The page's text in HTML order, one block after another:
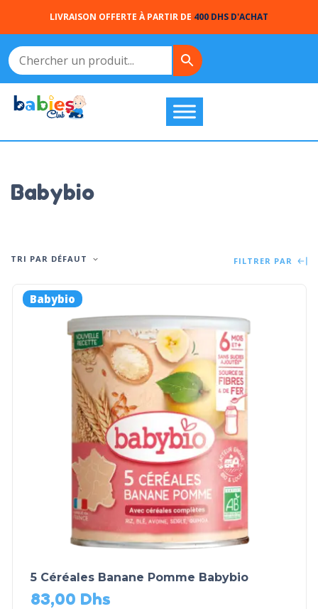
LIVRAISON OFFERTE À PARTIR DE 400 DHS D'ACHAT
Babybio
TRI PAR DÉFAUT FILTRER PAR
Babybio
5 Céréales Banane Pomme Babybio
83,00 Dhs